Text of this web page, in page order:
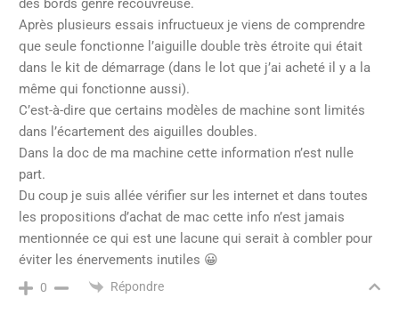
des bords genre recouvreuse.
Après plusieurs essais infructueux je viens de comprendre
que seule fonctionne l’aiguille double très étroite qui était
dans le kit de démarrage (dans le lot que j’ai acheté il y a la
même qui fonctionne aussi).
C’est-à-dire que certains modèles de machine sont limités
dans l’écartement des aiguilles doubles.
Dans la doc de ma machine cette information n’est nulle
part.
Du coup je suis allée vérifier sur les internet et dans toutes
les propositions d’achat de mac cette info n’est jamais
mentionnée ce qui est une lacune qui serait à combler pour
éviter les énervements inutiles 😀
0 Répondre